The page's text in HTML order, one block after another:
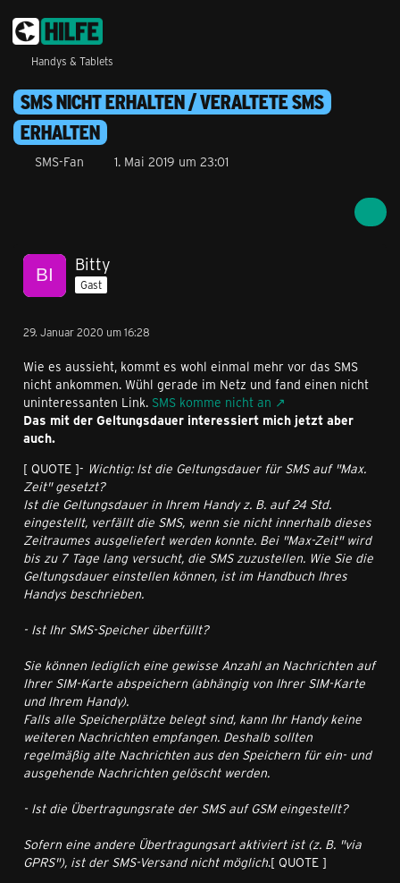
Handys & Tablets
SMS NICHT ERHALTEN / VERALTETE SMS
ERHALTEN
SMS-Fan 1. Mai 2019 um 23:01
Bitty
Gast
29. Januar 2020 um 16:28
Wie es aussieht, kommt es wohl einmal mehr vor das SMS
nicht ankommen. Wühl gerade im Netz und fand einen nicht
uninteressanten Link. SMS komme nicht an
Das mit der Geltungsdauer interessiert mich jetzt aber
auch.
[ QUOTE ]- Wichtig: Ist die Geltungsdauer für SMS auf "Max.
Zeit" gesetzt?
Ist die Geltungsdauer in Ihrem Handy z. B. auf 24 Std.
eingestellt, verfällt die SMS, wenn sie nicht innerhalb dieses
Zeitraumes ausgeliefert werden konnte. Bei "Max-Zeit" wird
bis zu 7 Tage lang versucht, die SMS zuzustellen. Wie Sie die
Geltungsdauer einstellen können, ist im Handbuch Ihres
Handys beschrieben.
- Ist Ihr SMS-Speicher überfüllt?
Sie können lediglich eine gewisse Anzahl an Nachrichten auf
Ihrer SIM-Karte abspeichern (abhängig von Ihrer SIM-Karte
und Ihrem Handy).
Falls alle Speicherplätze belegt sind, kann Ihr Handy keine
weiteren Nachrichten empfangen. Deshalb sollten
regelmäßig alte Nachrichten aus den Speichern für ein- und
ausgehende Nachrichten gelöscht werden.
- Ist die Übertragungsrate der SMS auf GSM eingestellt?
Sofern eine andere Übertragungsart aktiviert ist (z. B. "via
GPRS"), ist der SMS-Versand nicht möglich.[ QUOTE ]